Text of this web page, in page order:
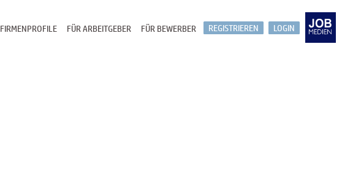
LOGIN
REGISTRIEREN
FÜR BEWERBER
FÜR ARBEITGEBER
FIRMENPROFILE